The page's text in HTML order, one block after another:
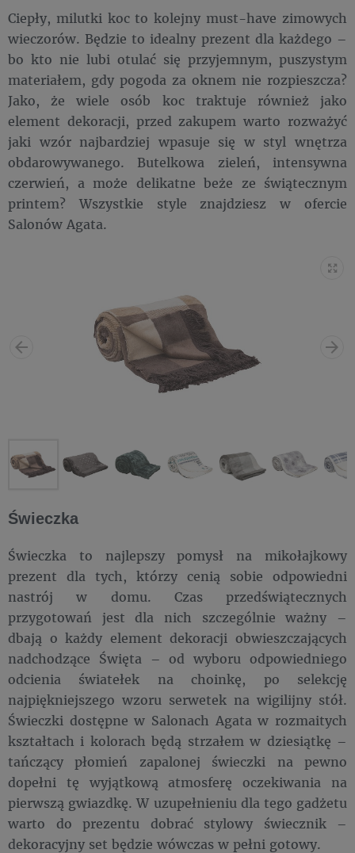
Ciepły, milutki koc to kolejny must-have zimowych
wieczorów. Będzie to idealny prezent dla każdego –
bo kto nie lubi otulać się przyjemnym, puszystym
materiałem, gdy pogoda za oknem nie rozpieszcza?
Jako, że wiele osób koc traktuje również jako
element dekoracji, przed zakupem warto rozważyć
jaki wzór najbardziej wpasuje się w styl wnętrza
obdarowywanego. Butelkowa zieleń, intensywna
czerwień, a może delikatne beże ze świątecznym
printem? Wszystkie style znajdziesz w ofercie
Salonów Agata.
Świeczka
Świeczka to najlepszy pomysł na mikołajkowy
prezent dla tych, którzy cenią sobie odpowiedni
nastrój w domu. Czas przedświątecznych
przygotowań jest dla nich szczególnie ważny –
dbają o każdy element dekoracji obwieszczających
nadchodzące Święta – od wyboru odpowiedniego
odcienia światełek na choinkę, po selekcję
najpiękniejszego wzoru serwetek na wigilijny stół.
Świeczki dostępne w Salonach Agata w rozmaitych
kształtach i kolorach będą strzałem w dziesiątkę –
tańczący płomień zapalonej świeczki na pewno
dopełni tę wyjątkową atmosferę oczekiwania na
pierwszą gwiazdkę. W uzupełnieniu dla tego gadżetu
warto do prezentu dobrać stylowy świecznik –
dekoracyjny set będzie wówczas w pełni gotowy.